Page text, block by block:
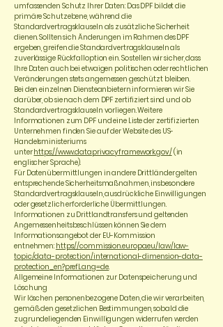
umfassenden Schutz Ihrer Daten: Das DPF bildet die
primäre Schutzebene, während die
Standardvertragsklauseln als zusätzliche Sicherheit
dienen. Sollten sich Änderungen im Rahmen des DPF
ergeben, greifen die Standardvertragsklauseln als
zuverlässige Rückfalloption ein. So stellen wir sicher, dass
Ihre Daten auch bei etwaigen politischen oder rechtlichen
Veränderungen stets angemessen geschützt bleiben.
Bei den einzelnen Diensteanbietern informieren wir Sie
darüber, ob sie nach dem DPF zertifiziert sind und ob
Standardvertragsklauseln vorliegen. Weitere
Informationen zum DPF und eine Liste der zertifizierten
Unternehmen finden Sie auf der Website des US-
Handelsministeriums
unterhttps://www.dataprivacyframework.gov/(in
englischer Sprache).
Für Datenübermittlungen in andere Drittländer gelten
entsprechende Sicherheitsmaßnahmen, insbesondere
Standardvertragsklauseln, ausdrückliche Einwilligungen
oder gesetzlich erforderliche Übermittlungen.
Informationen zu Drittlandtransfers und geltenden
Angemessenheitsbeschlüssen können Sie dem
Informationsangebot der EU-Kommission
entnehmen: https://commission.europa.eu/law/law-
topic/data-protection/international-dimension-data-
protection_en?prefLang=de.
Allgemeine Informationen zur Datenspeicherung und
Löschung
Wir löschen personenbezogene Daten, die wir verarbeiten,
gemäß den gesetzlichen Bestimmungen, sobald die
zugrundeliegenden Einwilligungen widerrufen werden